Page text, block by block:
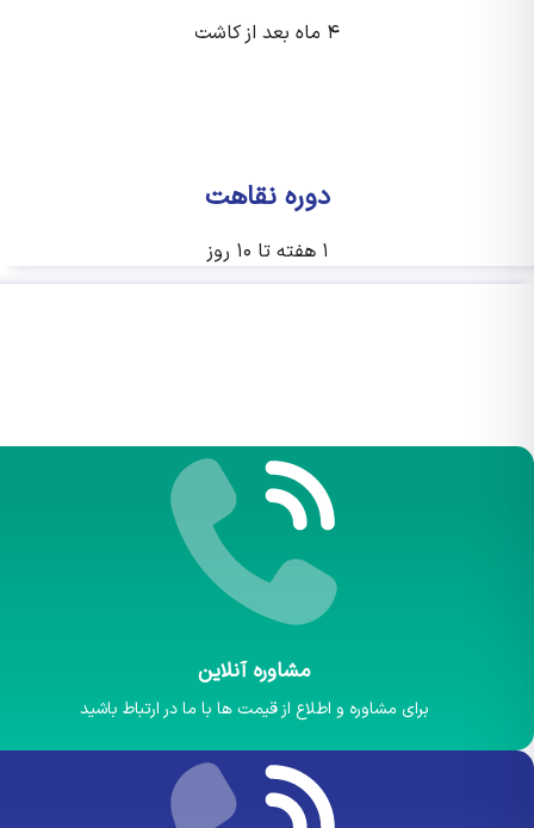
دوره نقاهت
مشاوره آنلاین
برای مشاوره و اطلاع از قیمت ها با ما در ارتباط باشید